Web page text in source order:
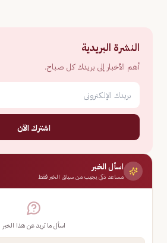
النشرة البريدية
أهم الأخبار إلى بريدك كل صباح.
اشترك الآن
اسأل الخبر
مساعد ذكي يجيب من سياق الخبر فقط
اسأل ما تريد عن هذا الخبر